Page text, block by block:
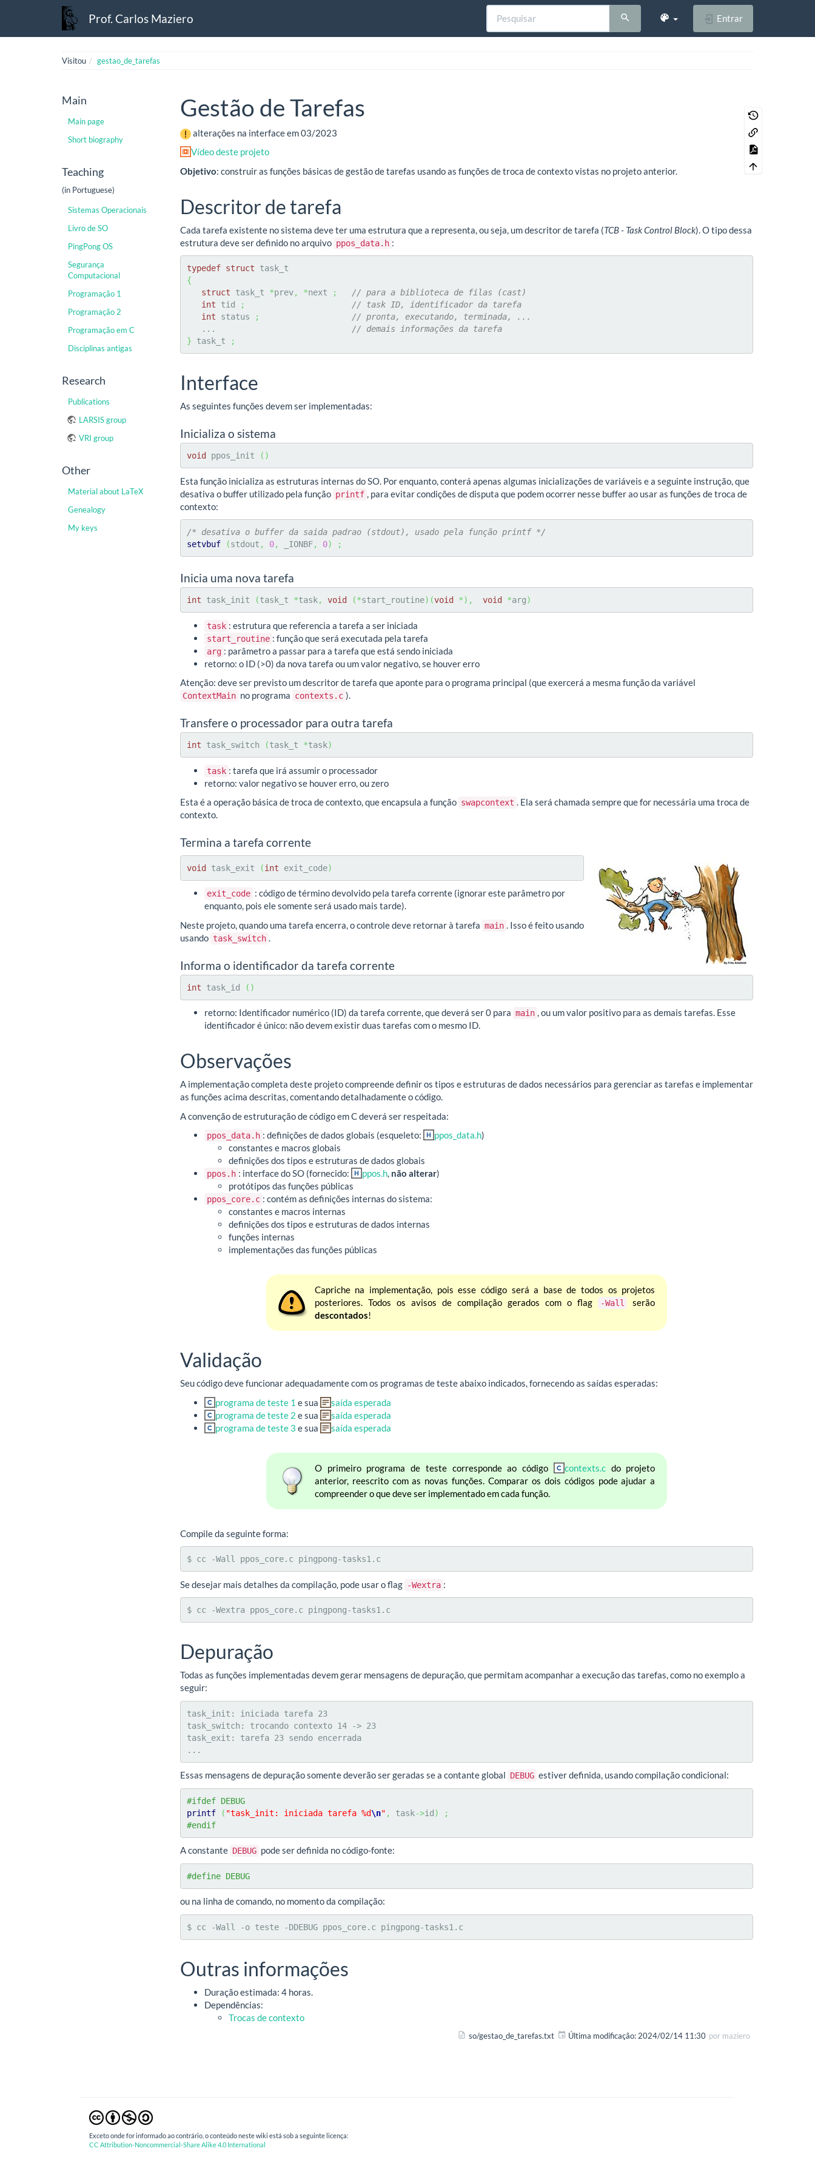
Prof. Carlos Maziero Entrar
Visitou gestao_de_tarefas
Main
Main page
Short biography
Teaching
(in Portuguese)
Sistemas Operacionais
Livro de SO
PingPong OS
Segurança
Computacional
Programação 1
Programação 2
Programação em C
Disciplinas antigas
Research
Publications
LARSIS group
VRI group
Other
Material about LaTeX
Genealogy
My keys
Gestão de Tarefas
alterações na interface em 03/2023
Vídeo deste projeto
Objetivo: construir as funções básicas de gestão de tarefas usando as funções de troca de contexto vistas no projeto anterior.
Descritor de tarefa
Cada tarefa existente no sistema deve ter uma estrutura que a representa, ou seja, um descritor de tarefa (TCB - Task Control Block). O tipo dessa
estrutura deve ser definido no arquivo ppos_data.h :
typedef struct
{
struct task_t *prev, *next ;
// para a biblioteca de filas (cast)
int tid ;
// task ID, identificador da tarefa
int status ;
// pronta, executando, terminada, ...
   ...
// demais informações da tarefa
} task_t ;
Interface
As seguintes funções devem ser implementadas:
Inicializa o sistema
void ppos_init ( )
Esta função inicializa as estruturas internas do SO. Por enquanto, conterá apenas algumas inicializações de variáveis e a seguinte instrução, que
desativa o buffer utilizado pela função printf , para evitar condições de disputa que podem ocorrer nesse buffer ao usar as funções de troca de
contexto:
/* desativa o buffer da saida padrao (stdout), usado pela função printf */
setvbuf
(stdout , 0, _IONBF, 0) ;
Inicia uma nova tarefa
int task_init (task_t *task, void (*start_routine) (void *) , void *arg)
task : estrutura que referencia a tarefa a ser iniciada
start_routine : função que será executada pela tarefa
arg : parâmetro a passar para a tarefa que está sendo iniciada
retorno: o ID (>0) da nova tarefa ou um valor negativo, se houver erro
Atenção: deve ser previsto um descritor de tarefa que aponte para o programa principal (que exercerá a mesma função da variável
ContextMain no programa contexts.c ).
Transfere o processador para outra tarefa
int task_switch (task_t *task)
task : tarefa que irá assumir o processador
retorno: valor negativo se houver erro, ou zero
Esta é a operação básica de troca de contexto, que encapsula a função swapcontext . Ela será chamada sempre que for necessária uma troca de
contexto.
Termina a tarefa corrente
void task_exit (int exit_code)
exit_code : código de término devolvido pela tarefa corrente (ignorar este parâmetro por
enquanto, pois ele somente será usado mais tarde).
Neste projeto, quando uma tarefa encerra, o controle deve retornar à tarefa main . Isso é feito usando
usando task_switch .
Informa o identificador da tarefa corrente
int task_id ( )
retorno: Identificador numérico (ID) da tarefa corrente, que deverá ser 0 para main , ou um valor positivo para as demais tarefas. Esse
identificador é único: não devem existir duas tarefas com o mesmo ID.
Observações
A implementação completa deste projeto compreende definir os tipos e estruturas de dados necessários para gerenciar as tarefas e implementar
as funções acima descritas, comentando detalhadamente o código.
A convenção de estruturação de código em C deverá ser respeitada:
ppos_data.h : definições de dados globais (esqueleto: ppos_data.h)
constantes e macros globais
definições dos tipos e estruturas de dados globais
ppos.h : interface do SO (fornecido: ppos.h, não alterar)
protótipos das funções públicas
ppos_core.c : contém as definições internas do sistema:
constantes e macros internas
definições dos tipos e estruturas de dados internas
funções internas
implementações das funções públicas
Capriche na implementação, pois esse código será a base de todos os projetos
posteriores. Todos os avisos de compilação gerados com o flag
-Wall
serão
descontados!
Validação
Seu código deve funcionar adequadamente com os programas de teste abaixo indicados, fornecendo as saídas esperadas:
programa de teste 1 e sua
saída esperada
programa de teste 2 e sua
saída esperada
programa de teste 3 e sua saída esperada
O primeiro programa de teste corresponde ao código contexts.cdo projeto
anterior, reescrito com as novas funções. Comparar os dois códigos pode ajudar a
compreender o que deve ser implementado em cada função.
Compile da seguinte forma:
$ cc -Wall ppos_core.c pingpong-tasks1.c
Se desejar mais detalhes da compilação, pode usar o flag -Wextra :
$ cc -Wextra ppos_core.c pingpong-tasks1.c
Depuração
Todas as funções implementadas devem gerar mensagens de depuração, que permitam acompanhar a execução das tarefas, como no exemplo a
seguir:
task_init: iniciada tarefa 23
task_switch: trocando contexto 14 -> 23
task_exit: tarefa 23 sendo encerrada
...
Essas mensagens de depuração somente deverão ser geradas se a contante global DEBUG estiver definida, usando compilação condicional:
#ifdef DEBUG
printf
( "task_init: iniciada tarefa %d\n" , task->id )
;
#endif
A constante DEBUG pode ser definida no código-fonte:
#define DEBUG
ou na linha de comando, no momento da compilação:
$ cc -Wall -o teste -DDEBUG ppos_core.c pingpong-tasks1.c
Outras informações
Duração estimada: 4 horas.
Dependências:
Trocas de contexto
so/gestao_de_tarefas.txt Última modificação:2024/02/14 11:30 por maziero
Exceto onde for informado ao contrário, o conteúdo neste wiki está sob a seguinte licença:
CC Attribution-Noncommercial-Share Alike 4.0 International